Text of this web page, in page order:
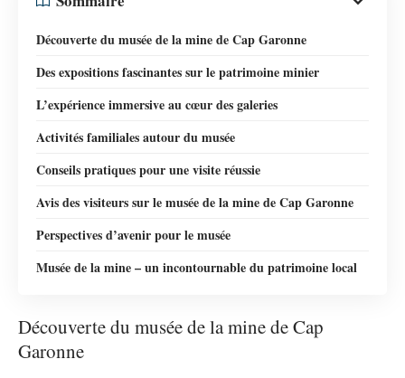
Découverte du musée de la mine de Cap Garonne
Des expositions fascinantes sur le patrimoine minier
L’expérience immersive au cœur des galeries
Activités familiales autour du musée
Conseils pratiques pour une visite réussie
Avis des visiteurs sur le musée de la mine de Cap Garonne
Perspectives d’avenir pour le musée
Musée de la mine – un incontournable du patrimoine local
Découverte du musée de la mine de Cap
Garonne